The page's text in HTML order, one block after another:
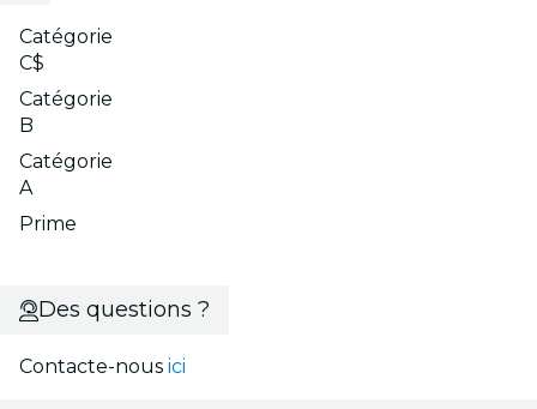
Catégorie
C$
Catégorie
B
Catégorie
A
Prime
Des questions ?
Contacte-nous ici